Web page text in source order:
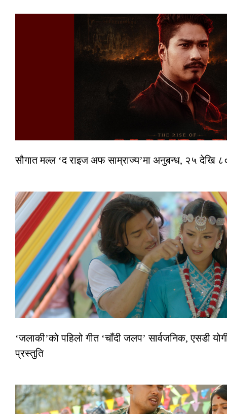
सौगात मल्ल ‘द राइज अफ साम्राज्य’मा अनुबन्ध, २५ देखि
‘जलाकी’को पहिलो गीत ‘चाँदी जलप’ सार्वजनिक, एसडी
प्रस्तुति